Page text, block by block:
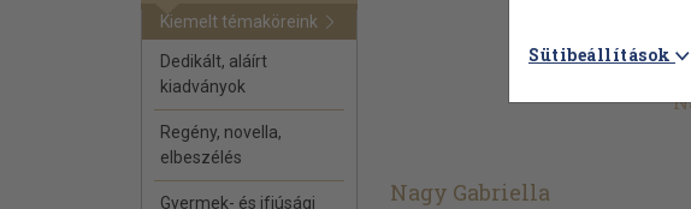
Kiemelt témaköreink
Dedikált, aláírt
kiadványok
Regény, novella,
elbeszélés
Gyermek- és ifjúsági
Nagy Gabriella
Sütibeállítások